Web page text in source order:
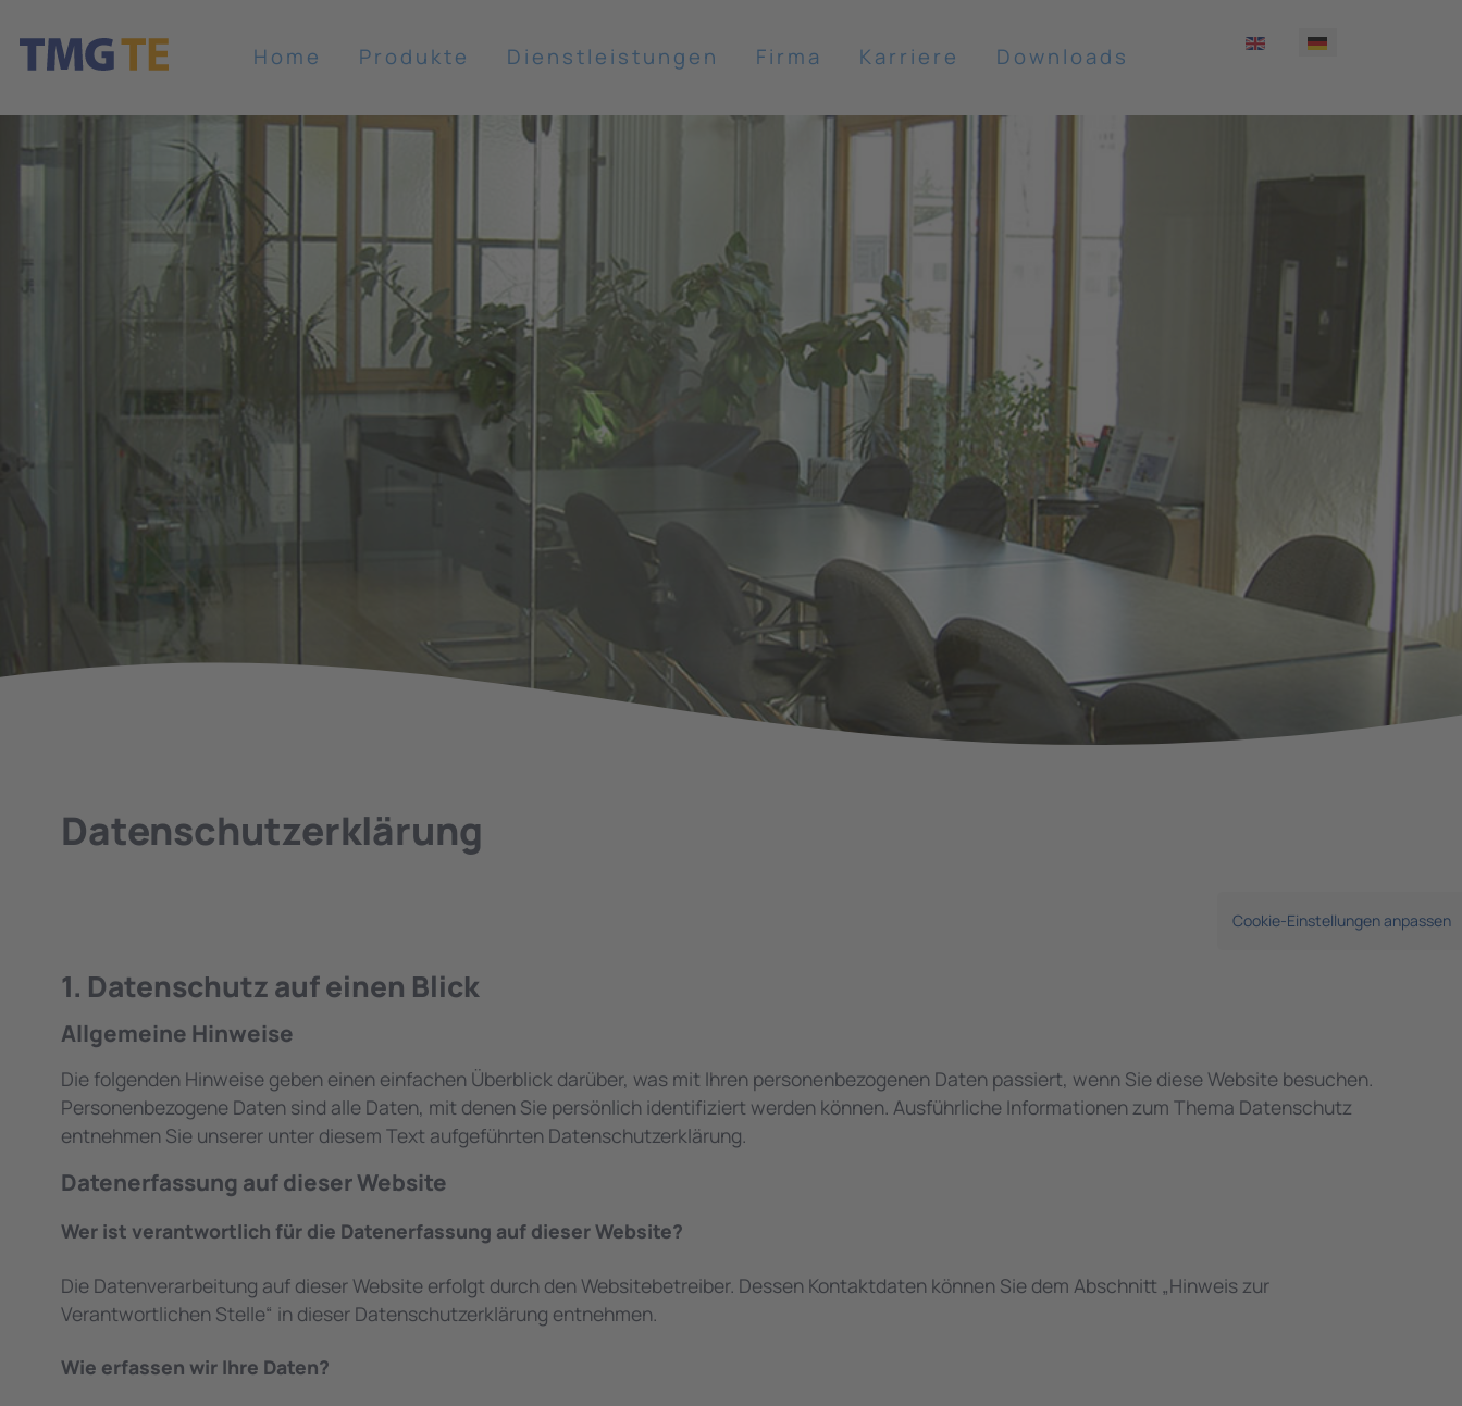
Home Produkte Dienstleistungen Firma Karriere Downloads
Datenschutz­erklärung
Cookie-Einstellungen anpassen
1. Datenschutz auf einen Blick
Allgemeine Hinweise
Die folgenden Hinweise geben einen einfachen Überblick darüber, was mit Ihren personenbezogenen Daten passiert, wenn Sie diese Website besuchen.
Personenbezogene Daten sind alle Daten, mit denen Sie persönlich identifiziert werden können. Ausführliche Informationen zum Thema Datenschutz
entnehmen Sie unserer unter diesem Text aufgeführten Datenschutzerklärung.
Datenerfassung auf dieser Website
Wer ist verantwortlich für die Datenerfassung auf dieser Website?
Die Datenverarbeitung auf dieser Website erfolgt durch den Websitebetreiber. Dessen Kontaktdaten können Sie dem Abschnitt „Hinweis zur
Verantwortlichen Stelle“ in dieser Datenschutzerklärung entnehmen.
Wie erfassen wir Ihre Daten?